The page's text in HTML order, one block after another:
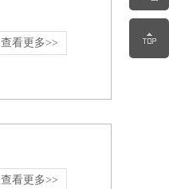
查看更多>>
查看更多>>